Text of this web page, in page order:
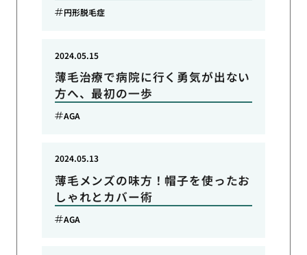
円形脱毛症
薄毛治療で病院に行く勇気が出ない
方へ、最初の一歩
2024.05.15
AGA
薄毛メンズの味方！帽子を使ったお
しゃれとカバー術
2024.05.13
AGA